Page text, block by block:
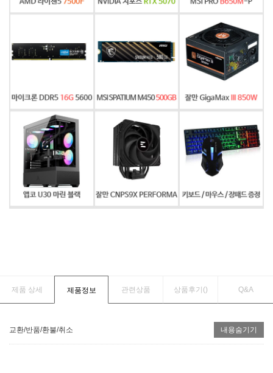
제품 상세 제품정보 관련상품 상품후기() Q&A
교환/반품/환불/취소 내용숨기기